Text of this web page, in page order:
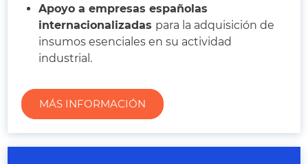
Apoyo a empresas españolas
internacionalizadas para la adquisición de
insumos esenciales en su actividad
industrial.
MÁS INFORMACIÓN